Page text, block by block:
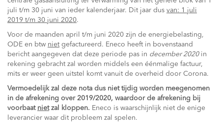
juli t/m 30 juni van ieder kalenderjaar. Dit jaar dus van: 1 juli
2019 t/m 30 juni 2020.
Voor de maanden april t/m juni 2020 zijn de energiebelasting,
ODE en btw nietgefactureerd. Eneco heeft in bovenstaand
bericht aangegeven dat deze periode pas in december 2020in
rekening gebracht zal worden middels een éénmalige factuur,
mits er weer geen uitstel komt vanuit de overheid door Corona.
Vermoedelijk zal deze nota dus niet tijdig worden meegenomen
in de afrekening over 2019/2020, waardoor de afrekening bij
voorbaat nietzal kloppen. Eneco is waarschijnlijk niet de enige
leverancier waar dit probleem zal spelen.